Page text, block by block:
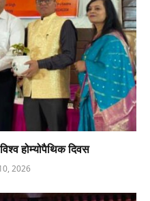
होम्योपैथिक दिवस
2026